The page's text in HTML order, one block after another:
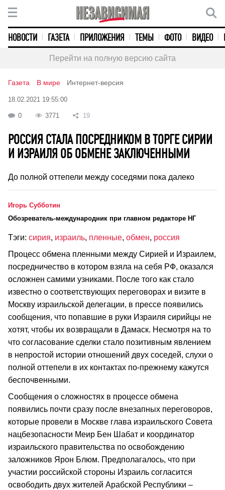
НОВОСТИ ГАЗЕТА ПРИЛОЖЕНИЯ ТЕМЫ ФОТО ВИДЕО
Перейти на полную версию сайта
Газета В мире Интернет-версия
18.02.2021 19:55:00
0 3771 19
РОССИЯ СТАЛА ПОСРЕДНИКОМ В ТОРГЕ СИРИИ
И ИЗРАИЛЯ ОБ ОБМЕНЕ ЗАКЛЮЧЕННЫМИ
До полной оттепели между соседями пока далеко
Игорь Субботин
Обозреватель-международник при главном редакторе НГ
Тэги: сирия, израиль, пленные, обмен, россия
Процесс обмена пленными между Сирией и Израилем,
посредничество в котором взяла на себя РФ, оказался
осложнен самими узниками. После того как стало
известно о соответствующих переговорах и визите в
Москву израильской делегации, в прессе появились
сообщения, что попавшие в руки Израиля сирийцы не
хотят, чтобы их возвращали в Дамаск. Несмотря на то
что согласование сделки стало позитивным явлением
в непростой истории отношений двух соседей, слухи о
полной оттепели в их контактах по-прежнему кажутся
беспочвенными.
Сообщения о сложностях в процессе обмена
появились почти сразу после внезапных переговоров,
которые провели в Москве глава израильского Совета
нацбезопасности Меир Бен Шабат и координатор
израильского правительства по освобождению
заложников Ярон Блюм. Предполагалось, что при
участии российской стороны Израиль согласится
освободить двух жителей Арабской Республики –